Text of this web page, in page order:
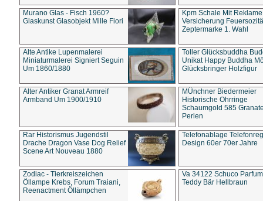
Murano Glas - Fisch 1960?
Glaskunst Glasobjekt Mille Fiori
Kpm Schale Mit Reklame
Versicherung
Zeptermarke 1. Wahl
Alte Antike Lupenmalerei
Miniaturmalerei Signiert Seguin
Um 1860/1880
Toller Glücksbuddha
Unikat Happy Buddha
Glücksbringer Holzfigur
Alter Antiker Granat Armreif
Armband Um 1900/1910
MÜnchner Biedermeier
Historische Ohrringe
Schaumgold 585
Perlen
Rar Historismus Jugendstil
Drache Dragon Vase Dog Relief
Scene Art Nouveau 1880
Telefonablage
Design 60er 70er Jahre
Zodiac - Tierkreiszeichen
Öllampe Krebs, Forum Traiani,
Reenactment Öllämpchen
Va 34122 Schuco
Teddy Bär Hellbraun